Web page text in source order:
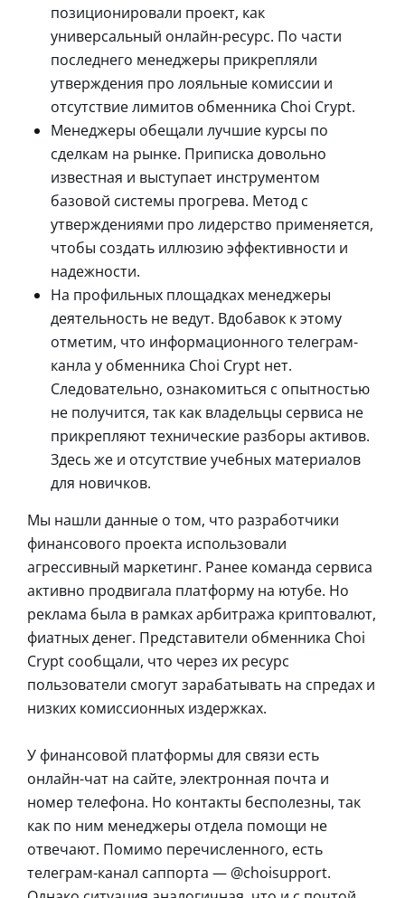
позиционировали проект, как
универсальный онлайн-ресурс. По части
последнего менеджеры прикрепляли
утверждения про лояльные комиссии и
отсутствие лимитов обменника Choi Crypt.
Менеджеры обещали лучшие курсы по
сделкам на рынке. Приписка довольно
известная и выступает инструментом
базовой системы прогрева. Метод с
утверждениями про лидерство применяется,
чтобы создать иллюзию эффективности и
надежности.
На профильных площадках менеджеры
деятельность не ведут. Вдобавок к этому
отметим, что информационного телеграм-
канла у обменника Choi Crypt нет.
Следовательно, ознакомиться с опытностью
не получится, так как владельцы сервиса не
прикрепляют технические разборы активов.
Здесь же и отсутствие учебных материалов
для новичков.
Мы нашли данные о том, что разработчики
финансового проекта использовали
агрессивный маркетинг. Ранее команда сервиса
активно продвигала платформу на ютубе. Но
реклама была в рамках арбитража криптовалют,
фиатных денег. Представители обменника Choi
Crypt сообщали, что через их ресурс
пользователи смогут зарабатывать на спредах и
низких комиссионных издержках.
У финансовой платформы для связи есть
онлайн-чат на сайте, электронная почта и
номер телефона. Но контакты бесполезны, так
как по ним менеджеры отдела помощи не
отвечают. Помимо перечисленного, есть
телеграм-канал саппорта — @choisupport.